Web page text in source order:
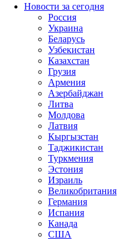
Новости за сегодня
Россия
Украина
Беларусь
Узбекистан
Казахстан
Грузия
Армения
Азербайджан
Литва
Молдова
Латвия
Кыргызстан
Таджикистан
Туркмения
Эстония
Израиль
Великобритания
Германия
Испания
Канада
США